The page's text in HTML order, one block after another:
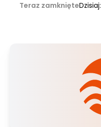
Teraz zamknięteDzisiaj: